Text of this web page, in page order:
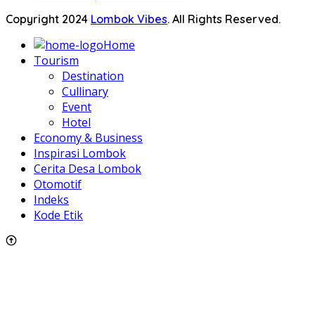
Copyright 2024 Lombok Vibes. All Rights Reserved.
Home
Tourism
Destination
Cullinary
Event
Hotel
Economy & Business
Inspirasi Lombok
Cerita Desa Lombok
Otomotif
Indeks
Kode Etik